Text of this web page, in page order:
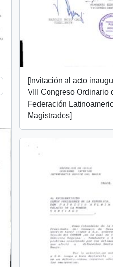
Añadir al portapapeles
[Invitación al acto
VIII Congreso Ordinario
Federación
Magistrados]